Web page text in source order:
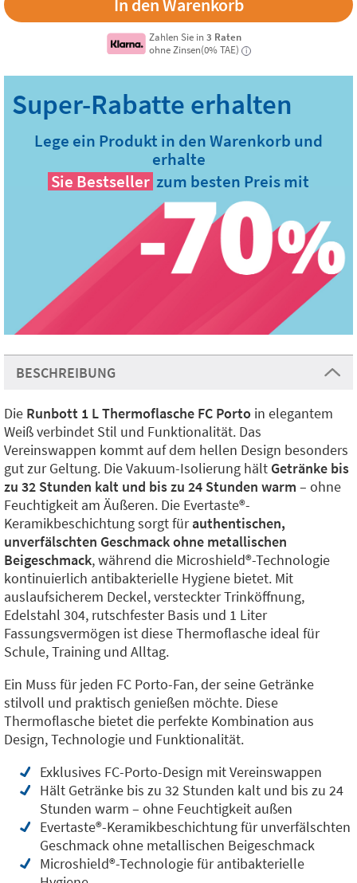
Zahlen Sie in3 Raten
ohne Zinsen(0% TAE)
i
Lege ein Produkt in den Warenkorb und
erhalte
Sie Bestseller zum besten Preis mit
BESCHREIBUNG
Die Runbott 1 L Thermoflasche FC Porto in elegantem
Weiß verbindet Stil und Funktionalität. Das
Vereinswappen kommt auf dem hellen Design besonders
gut zur Geltung. Die Vakuum-Isolierung hält Getränke bis
zu 32 Stunden kalt und bis zu 24 Stunden warm – ohne
Feuchtigkeit am Äußeren. Die Evertaste®️-
Keramikbeschichtung sorgt fürauthentischen,
unverfälschten Geschmack ohne metallischen
Beigeschmack, während die Microshield®️-Technologie
kontinuierlich antibakterielle Hygiene bietet. Mit
auslaufsicherem Deckel, versteckter Trinköffnung,
Edelstahl 304, rutschfester Basis und 1 Liter
Fassungsvermögen ist diese Thermoflasche ideal für
Schule, Training und Alltag.
Ein Muss für jeden FC Porto-Fan, der seine Getränke
stilvoll und praktisch genießen möchte. Diese
Thermoflasche bietet die perfekte Kombination aus
Design, Technologie und Funktionalität.
Exklusives FC-Porto-Design mit Vereinswappen
Hält Getränke bis zu 32 Stunden kalt und bis zu 24
Stunden warm – ohne Feuchtigkeit außen
Evertaste®️-Keramikbeschichtung für unverfälschten
Geschmack ohne metallischen Beigeschmack
Microshield®️-Technologie für antibakterielle